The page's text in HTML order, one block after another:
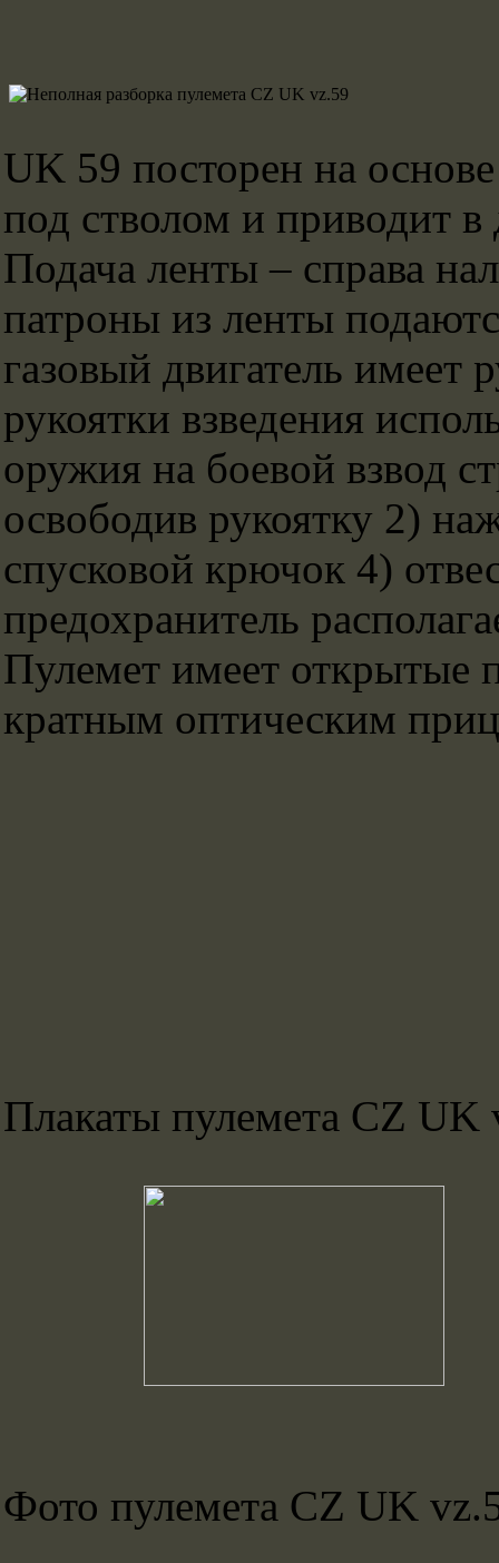
UK 59 посторен на
под стволом и приводит в
Подача ленты – справа
патроны из ленты
газовый двигатель имеет
рукоятки взведения
оружия на боевой взвод
освободив рукоятку 2)
спусковой крючок 4)
предохранитель
Пулемет имеет открытые
кратным оптическим
Плакаты пулемета CZ UK
Фото пулемета CZ UK